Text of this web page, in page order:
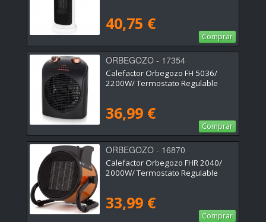
40,75 €
Comprar
ORBEGOZO - 17354
Calefactor Orbegozo FH 5036/
2200W/ Termostato Regulable
36,99 €
Comprar
ORBEGOZO - 16870
Calefactor Orbegozo FHR 2040/
2000W/ Termostato Regulable
33,99 €
Comprar